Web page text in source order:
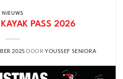
NIEUWS
PASS 2026
2025 DOORYOUSSEF SENIORA